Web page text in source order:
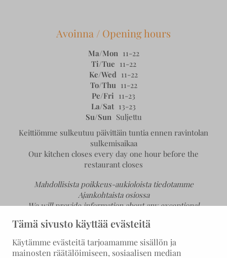
Tämä sivusto käyttää evästeitä
Käytämme evästeitä tarjoamamme sisällön ja
mainosten räätälöimiseen, sosiaalisen median
Avoinna / Opening hours
Ma/Mon 11-22
Ti/Tue 11-22
Ke/Wed 11-22
To/Thu 11-22
Pe/Fri 11-23
La/Sat 13-23
Su/Sun Suljettu
Keittiömme sulkeutuu päivittäin tuntia ennen ravintolan
sulkemisaikaa
Our kitchen closes every day one hour before the
restaurant closes
Mahdollisista poikkeus-aukioloista tiedotamme
Ajankohtaista osiossa
We will provide information about any exceptional